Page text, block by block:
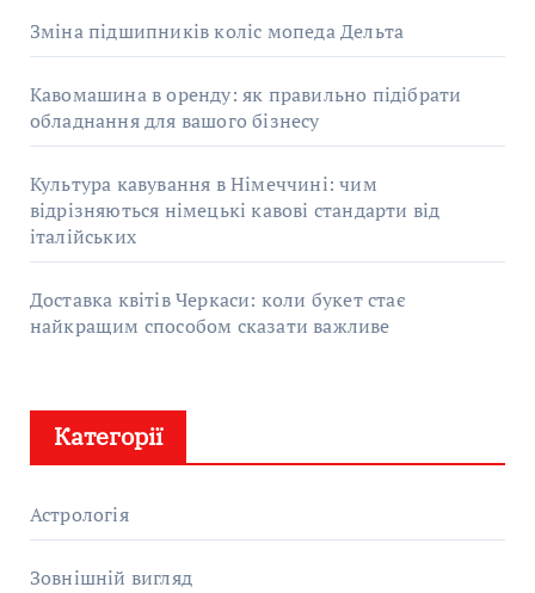
Зміна підшипників коліс мопеда Дельта
Кавомашина в оренду: як правильно підібрати
обладнання для вашого бізнесу
Культура кавування в Німеччині: чим
відрізняються німецькі кавові стандарти від
італійських
Доставка квітів Черкаси: коли букет стає
найкращим способом сказати важливе
Категорії
Астрологія
Зовнішній вигляд